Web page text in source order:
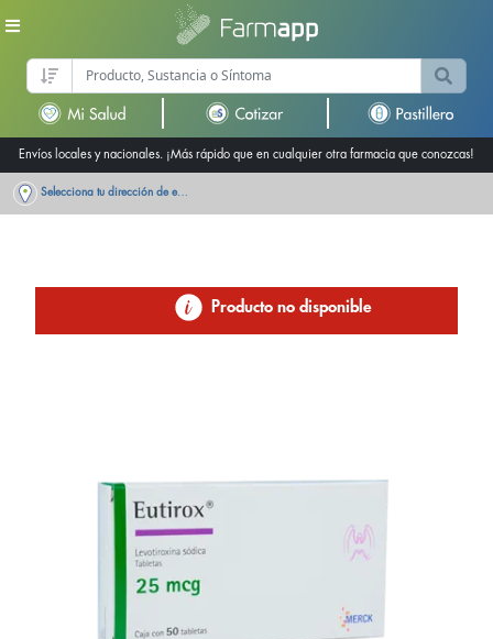
Envíos locales y nacionales. ¡Más rápido que en cualquier otra farmacia que conozcas!
Selecciona tu dirección de entrega
Producto no disponible